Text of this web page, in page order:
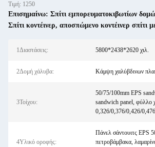
Τιμή: 1250
Επισημαίνω: Σπίτι εμπορευματοκιβωτίων
Σπίτι κοντέινερ, αποσπώμενο κοντέινερ σπίτι
1Διαστάσεις: 5800*2438*2620 χιλ.
2Δομή χάλυβα: Κάμψη χαλύβδινων
3Τοίχου:
50/75/100mm EPS
sandwich panel, φύλλο
0,326/0,376/0,426/
4Υλικό οροφής:
Πάνελ σάντουιτς EPS
πετροβάμβακα,